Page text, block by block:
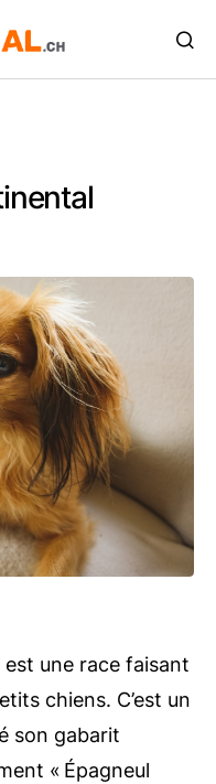
est une race faisant
chiens. C’est un
son gabarit
« Épagneul